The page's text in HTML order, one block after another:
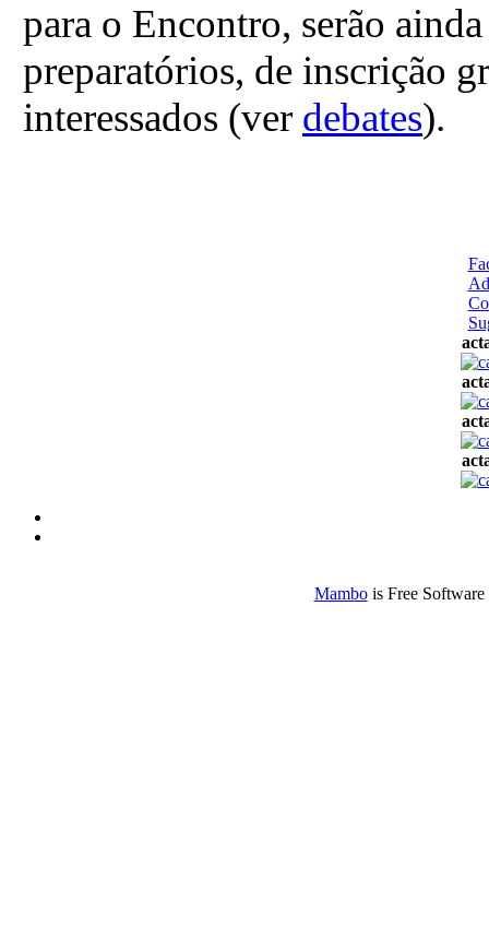
para o Encontro, serão
preparatórios, de inscrição
interessados (ver debates).
Mambois Free Software